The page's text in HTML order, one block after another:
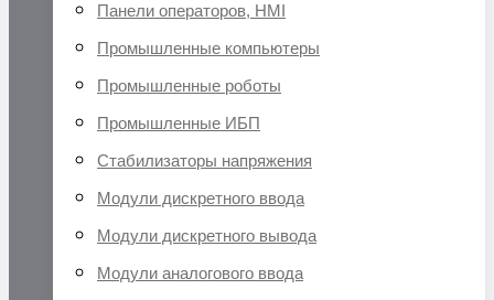
Панели операторов, HMI
Промышленные компьютеры
Промышленные роботы
Промышленные ИБП
Стабилизаторы напряжения
Модули дискретного ввода
Модули дискретного вывода
Модули аналогового ввода